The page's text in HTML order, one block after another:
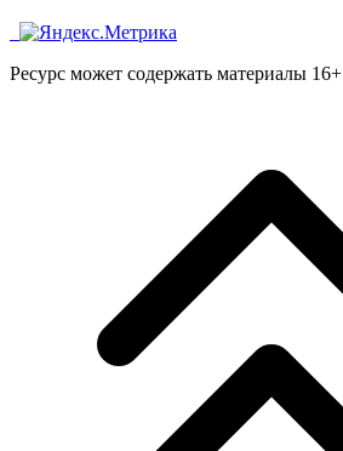
Ресурс может содержать материалы 16+